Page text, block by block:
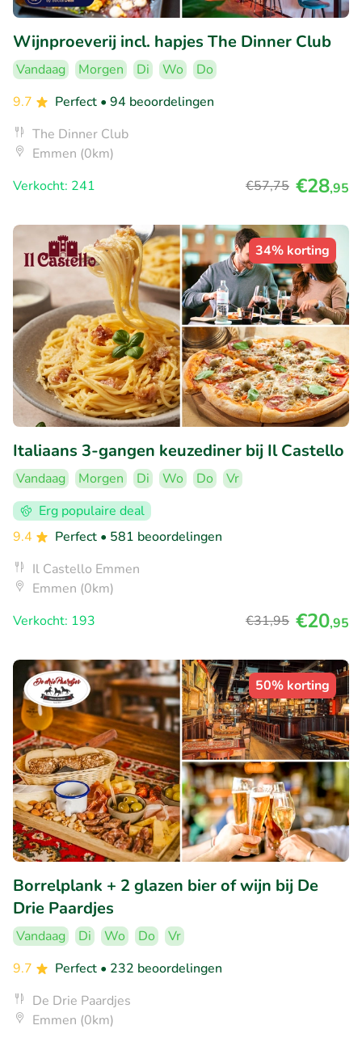
Wijnproeverij incl. hapjes The Dinner Club
Vandaag Morgen Di Wo
Do
9.7
Perfect • 94 beoordelingen
The Dinner Club
Emmen (0km)
Verkocht: 241
€57,75 €28,95
34% korting
Italiaans 3-gangen keuzediner bij Il Castello
Vandaag Morgen Di Wo Do
Vr
Erg populaire deal
9.4
Perfect • 581 beoordelingen
Il Castello Emmen
Emmen (0km)
Verkocht: 193
€31,95 €20,95
50% korting
Borrelplank + 2 glazen bier of wijn bij De
Drie Paardjes
Vandaag Di Wo Do
Vr
9.7
Perfect • 232 beoordelingen
De Drie Paardjes
Emmen (0km)